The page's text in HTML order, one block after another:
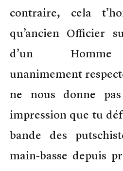
contraire, cela
qu’ancien Officier
d’un Homme
unanimement
ne nous donne
impression que tu
bande des
main-basse depuis